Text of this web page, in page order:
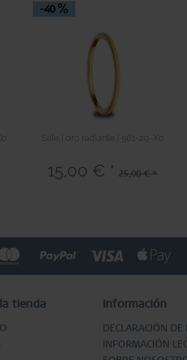
-40
Sale | oro radiante | 561-29-X0
15,00 € * 25,00 € *
tienda Información
DECLARACIÓN DE
INFORMACIÓN